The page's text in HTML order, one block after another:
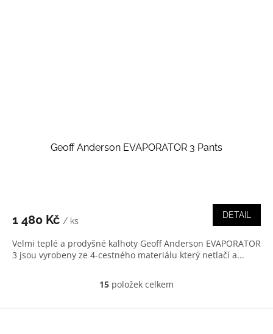
Geoff Anderson EVAPORATOR 3 Pants
1 480 Kč / ks
DETAIL
Velmi teplé a prodyšné kalhoty Geoff Anderson EVAPORATOR
3 jsou vyrobeny ze 4-cestného materiálu který netlačí a...
O
l
15 položek celkem